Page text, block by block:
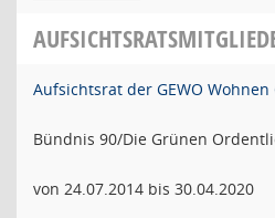
Aufsichtsrat der GEWO Wohnen
Bündnis 90/Die Grünen
von 24.07.2014 bis 30.04.2020